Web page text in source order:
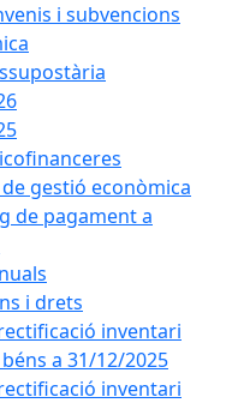
i subvencions
gestió econòmica
de pagament a
i drets
inventari
a 31/12/2025
inventari